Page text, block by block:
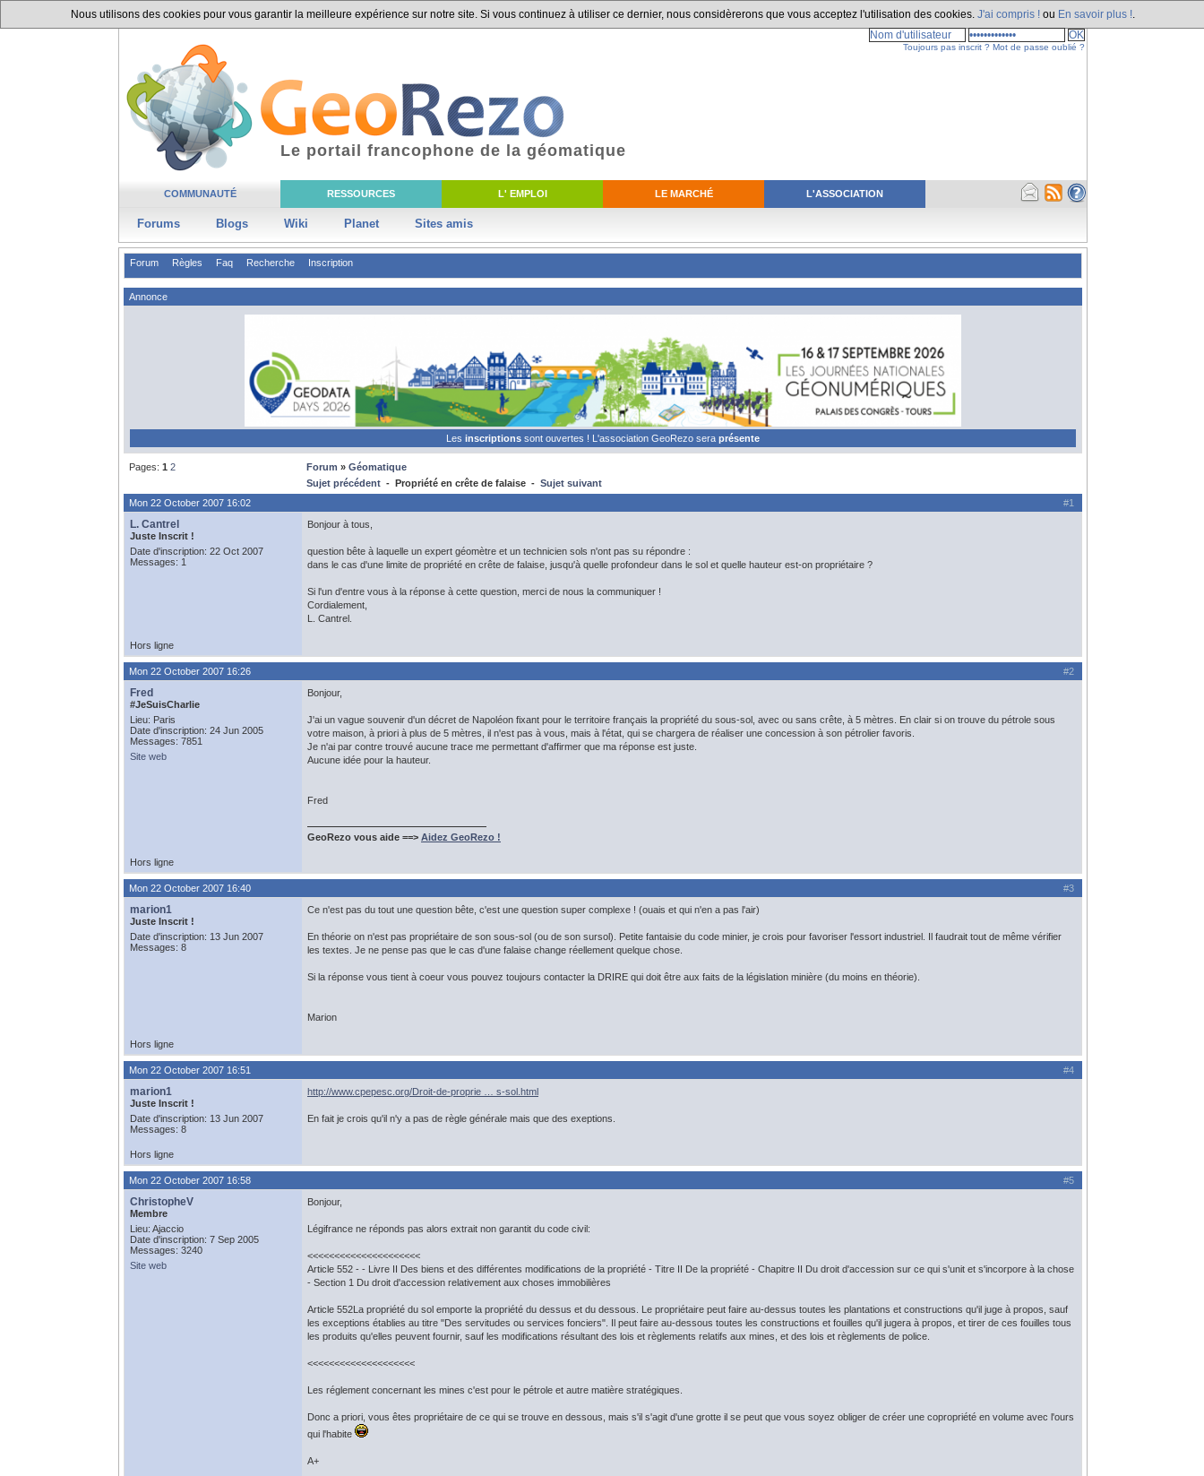
Nous utilisons des cookies pour vous garantir la meilleure expérience sur notre site. Si vous continuez à utiliser ce dernier, nous considèrerons que vous acceptez l'utilisation des cookies. J'ai compris ! ou En savoir plus !
COMMUNAUTÉ RESSOURCES L' EMPLOI LE MARCHÉ L'ASSOCIATION
Forums Blogs Wiki Planet Sites amis
Le portail francophone de la géomatique
Toujours pas inscrit ? Mot de passe oublié ?
Forum Règles Faq Recherche Inscription
Annonce
Les inscriptions sont ouvertes ! L'association GeoRezo sera présente
Pages: 1 2 Forum » Géomatique
Sujet précédent - Propriété en crête de falaise - Sujet suivant
#1
Mon 22 October 2007 16:02
L. Cantrel
Juste Inscrit !
Date d'inscription: 22 Oct 2007
Messages: 1
Bonjour à tous,
question bête à laquelle un expert géomètre et un technicien sols n'ont pas su répondre :
dans le cas d'une limite de propriété en crête de falaise, jusqu'à quelle profondeur dans le sol et quelle hauteur est-on propriétaire ?
Si l'un d'entre vous à la réponse à cette question, merci de nous la communiquer !
Cordialement,
L. Cantrel.
Hors ligne
#2
Mon 22 October 2007 16:26
Fred
#JeSuisCharlie
Lieu: Paris
Date d'inscription: 24 Jun 2005
Messages: 7851
Site web
Bonjour,
J'ai un vague souvenir d'un décret de Napoléon fixant pour le territoire français la propriété du sous-sol, avec ou sans crête, à 5 mètres. En clair si on trouve du pétrole sous
votre maison, à priori à plus de 5 mètres, il n'est pas à vous, mais à l'état, qui se chargera de réaliser une concession à son pétrolier favoris.
Je n'ai par contre trouvé aucune trace me permettant d'affirmer que ma réponse est juste.
Aucune idée pour la hauteur.
Fred
GeoRezo vous aide ==> Aidez GeoRezo !
Hors ligne
#3
Mon 22 October 2007 16:40
marion1
Juste Inscrit !
Date d'inscription: 13 Jun 2007
Messages: 8
Ce n'est pas du tout une question bête, c'est une question super complexe ! (ouais et qui n'en a pas l'air)
En théorie on n'est pas propriétaire de son sous-sol (ou de son sursol). Petite fantaisie du code minier, je crois pour favoriser l'essort industriel. Il faudrait tout de même vérifier
les textes. Je ne pense pas que le cas d'une falaise change réellement quelque chose.
Si la réponse vous tient à coeur vous pouvez toujours contacter la DRIRE qui doit être aux faits de la législation minière (du moins en théorie).
Marion
Hors ligne
#4
Mon 22 October 2007 16:51
marion1
Juste Inscrit !
Date d'inscription: 13 Jun 2007
Messages: 8
http://www.cpepesc.org/Droit-de-proprie … s-sol.html
En fait je crois qu'il n'y a pas de règle générale mais que des exeptions.
Hors ligne
#5
Mon 22 October 2007 16:58
ChristopheV
Membre
Lieu: Ajaccio
Date d'inscription: 7 Sep 2005
Messages: 3240
Site web
Bonjour,
Légifrance ne réponds pas alors extrait non garantit du code civil:
<<<<<<<<<<<<<<<<<<<<<
Article 552 - - Livre II Des biens et des différentes modifications de la propriété - Titre II De la propriété - Chapitre II Du droit d'accession sur ce qui s'unit et s'incorpore à la chose
- Section 1 Du droit d'accession relativement aux choses immobilières
Article 552La propriété du sol emporte la propriété du dessus et du dessous. Le propriétaire peut faire au-dessus toutes les plantations et constructions qu'il juge à propos, sauf
les exceptions établies au titre "Des servitudes ou services fonciers". Il peut faire au-dessous toutes les constructions et fouilles qu'il jugera à propos, et tirer de ces fouilles tous
les produits qu'elles peuvent fournir, sauf les modifications résultant des lois et règlements relatifs aux mines, et des lois et règlements de police.
<<<<<<<<<<<<<<<<<<<<
Les réglement concernant les mines c'est pour le pétrole et autre matière stratégiques.
Donc a priori, vous êtes propriétaire de ce qui se trouve en dessous, mais s'il s'agit d'une grotte il se peut que vous soyez obliger de créer une copropriété en volume avec l'ours
qui l'habite
A+